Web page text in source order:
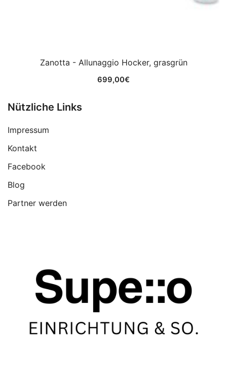
Zanotta - Allunaggio Hocker, grasgrün
699,00€
Nützliche Links
Impressum
Kontakt
Facebook
Blog
Partner werden